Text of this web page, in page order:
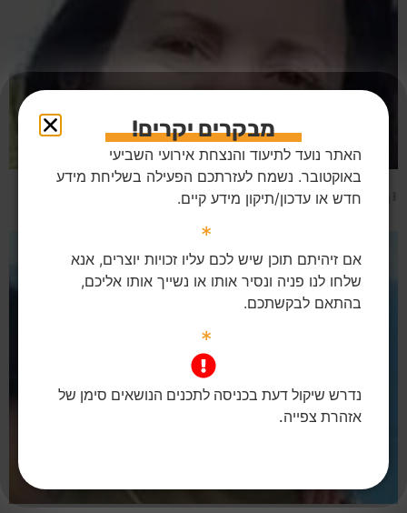
יסמין בירה 51 בארי
מבקרים יקרים!
האתר נועד לתיעוד והנצחת אירועי השביעי
באוקטובר. נשמח לעזרתכם הפעילה בשליחת מידע
חדש או עדכון/תיקון מידע קיים.
*
אם זיהיתם תוכן שיש לכם עליו זכויות יוצרים, אנא
שלחו לנו פניה ונסיר אותו או נשייך אותו אליכם,
בהתאם לבקשתכם.
*
נדרש שיקול דעת בכניסה לתכנים הנושאים סימן של
אזהרת צפייה.